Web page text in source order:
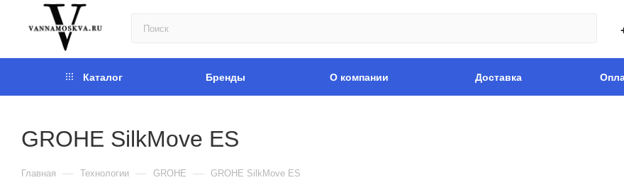
Каталог Бренды О компании Доставка
GROHE SilkMove ES
Главная — Технологии — GROHE — GROHE SilkMove ES